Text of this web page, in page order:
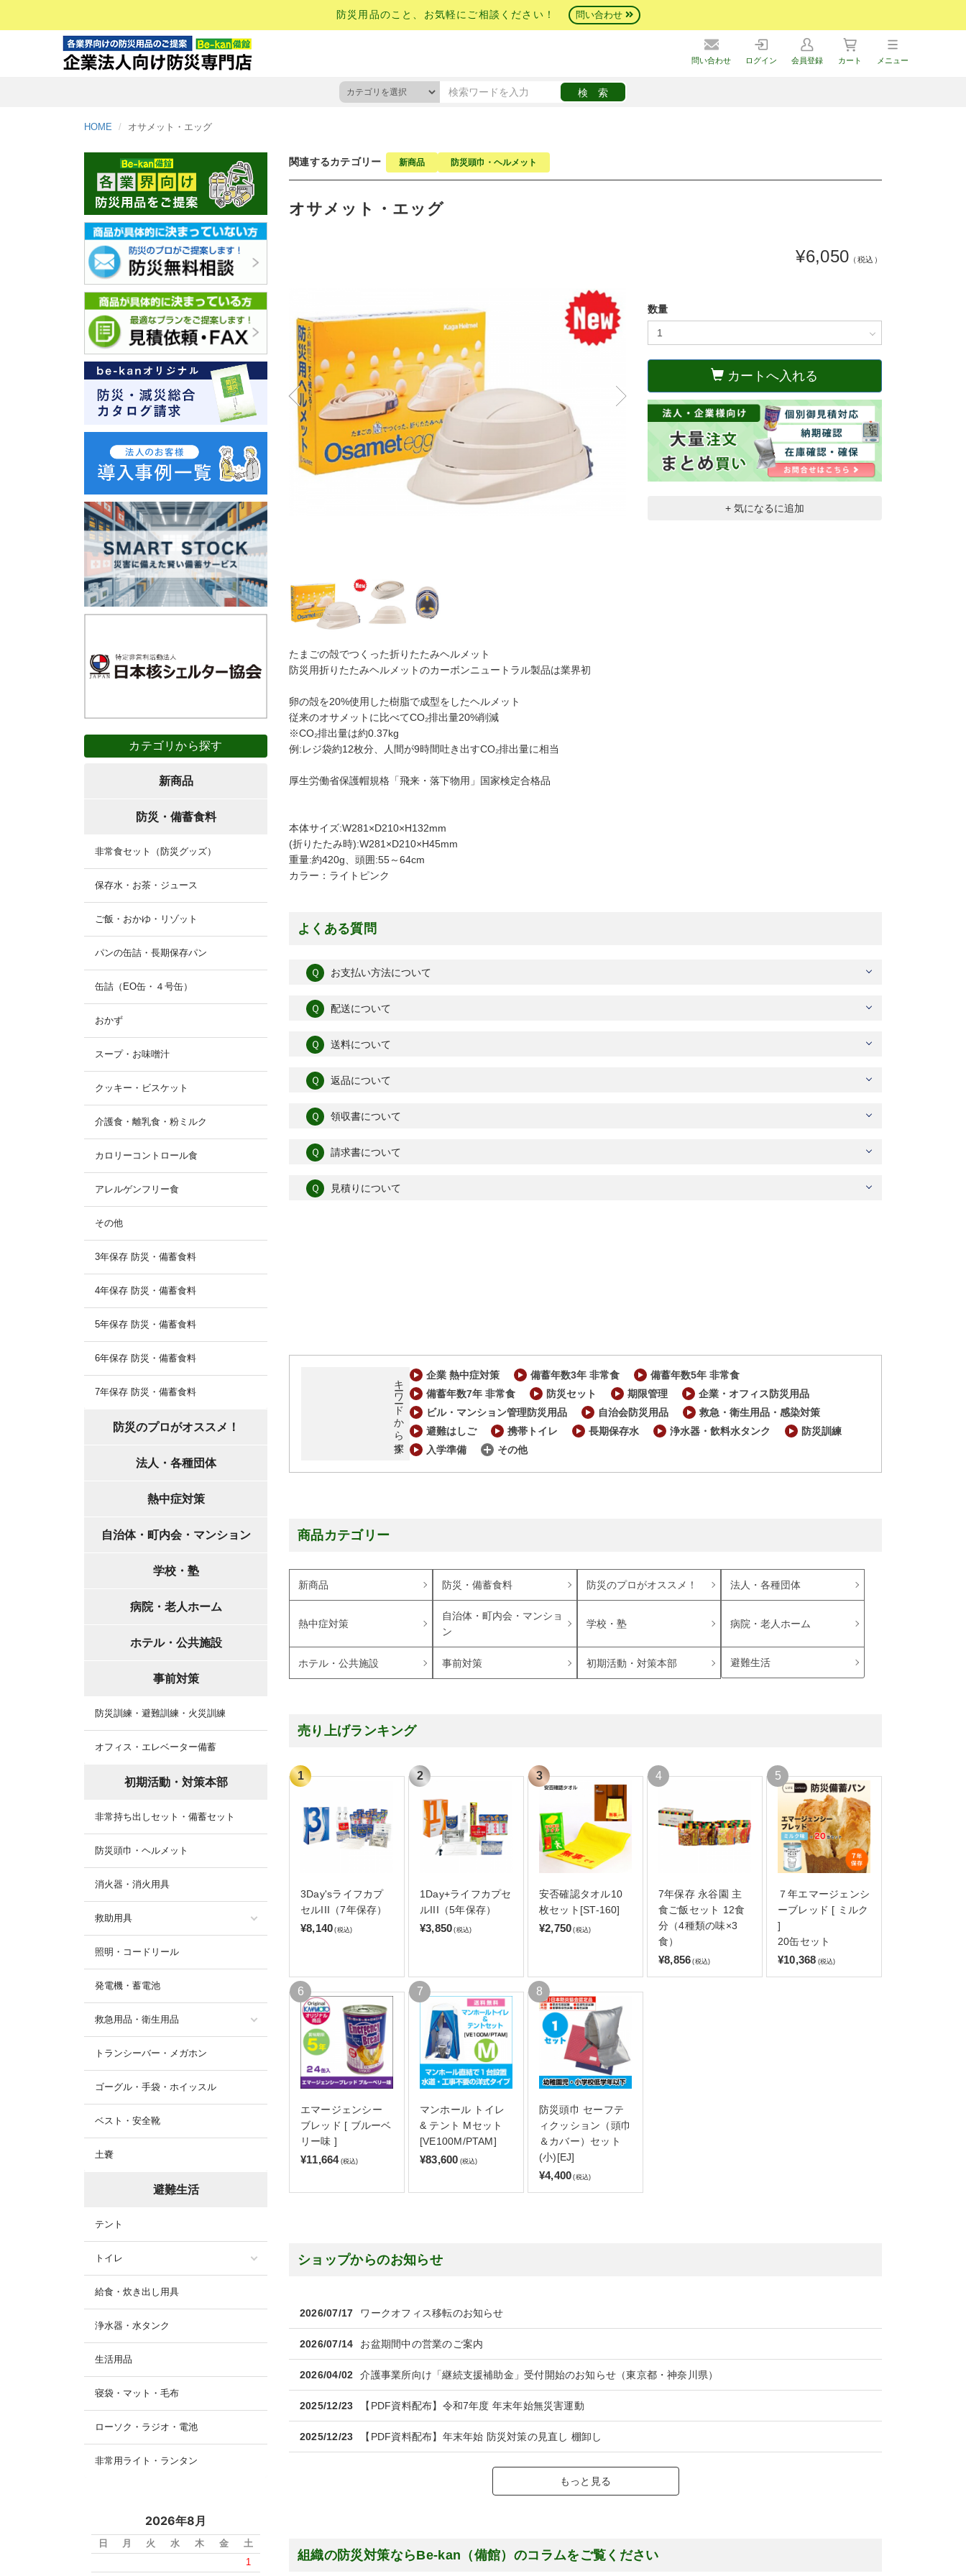
防災用品のこと、お気軽にご相談ください！ 問い合わせ
問い合わせ ログイン 会員登録 カート メニュー
HOME オサメット・エッグ
関連するカテゴリー 新商品 防災頭巾・ヘルメット
オサメット・エッグ
¥6,050 （税込）
数量
カートへ入れる
+ 気になるに追加
たまごの殻でつくった折りたたみヘルメット
防災用折りたたみヘルメットのカーボンニュートラル製品は業界初
卵の殻を20%使用した樹脂で成型をしたヘルメット
従来のオサメットに比べてCO₂排出量20%削減
※CO₂排出量は約0.37kg
例:レジ袋約12枚分、人間が9時間吐き出すCO₂排出量に相当
厚生労働省保護帽規格「飛来・落下物用」国家検定合格品
本体サイズ:W281×D210×H132mm
(折りたたみ時):W281×D210×H45mm
重量:約420g、頭囲:55～64cm
カラー：ライトピンク
よくある質問
Ｑ お支払い方法について
Ｑ 配送について
Ｑ 送料について
Ｑ 返品について
Ｑ 領収書について
Ｑ 請求書について
Ｑ 見積りについて
キーワードから探す 企業 熱中症対策 備蓄年数3年 非常食
備蓄年数5年 非常食
備蓄年数7年 非常食
防災セット 期限管理
企業・オフィス防災用品
ビル・マンション管理防災用品
自治会防災用品
救急・衛生用品・感染対策
避難はしご
携帯トイレ 長期保存水 浄水器・飲料水タンク
防災訓練
入学準備
その他
商品カテゴリー
新商品 防災・備蓄食料 防災のプロがオススメ！ 法人・各種団体
熱中症対策
自治体・町内会・マンショ
ン
学校・塾 病院・老人ホーム
ホテル・公共施設 事前対策 初期活動・対策本部 避難生活
売り上げランキング
3Day'sライフカプ
セルIII（7年保存）
¥8,140 (税込)
1Day+ライフカプセ
ルIII（5年保存）
¥3,850 (税込)
安否確認タオル10
枚セット[ST-160]
¥2,750 (税込)
7年保存 永谷園 主
食ご飯セット 12食
分（4種類の味×3
食）
¥8,856 (税込)
７年エマージェンシ
ーブレッド [ ミルク
]
20缶セット
¥10,368 (税込)
エマージェンシー
ブレッド [ ブルーベ
リー味 ]
¥11,664 (税込)
マンホール トイレ
& テント Mセット
[VE100M/PTAM]
¥83,600 (税込)
防災頭巾 セーフテ
ィクッション（頭巾
＆カバー）セット
(小)[EJ]
¥4,400 (税込)
ショップからのお知らせ
2026/07/17 ワークオフィス移転のお知らせ
2026/07/14 お盆期間中の営業のご案内
2026/04/02 介護事業所向け「継続支援補助金」受付開始のお知らせ（東京都・神奈川県）
2025/12/23 【PDF資料配布】令和7年度 年末年始無災害運動
2025/12/23 【PDF資料配布】年末年始 防災対策の見直し 棚卸し
もっと見る
組織の防災対策ならBe-kan（備館）のコラムをご覧ください
カテゴリから探す
新商品
防災・備蓄食料
非常食セット（防災グッズ）
保存水・お茶・ジュース
ご飯・おかゆ・リゾット
パンの缶詰・長期保存パン
缶詰（EO缶・４号缶）
おかず
スープ・お味噌汁
クッキー・ビスケット
介護食・離乳食・粉ミルク
カロリーコントロール食
アレルゲンフリー食
その他
3年保存 防災・備蓄食料
4年保存 防災・備蓄食料
5年保存 防災・備蓄食料
6年保存 防災・備蓄食料
7年保存 防災・備蓄食料
防災のプロがオススメ！
法人・各種団体
熱中症対策
自治体・町内会・マンション
学校・塾
病院・老人ホーム
ホテル・公共施設
事前対策
防災訓練・避難訓練・火災訓練
オフィス・エレベーター備蓄
初期活動・対策本部
非常持ち出しセット・備蓄セット
防災頭巾・ヘルメット
消火器・消火用具
救助用具
照明・コードリール
発電機・蓄電池
救急用品・衛生用品
トランシーバー・メガホン
ゴーグル・手袋・ホイッスル
ベスト・安全靴
土嚢
避難生活
テント
トイレ
給食・炊き出し用具
浄水器・水タンク
生活用品
寝袋・マット・毛布
ローソク・ラジオ・電池
非常用ライト・ランタン
2026年8月
日 月 火 水 木 金
土
1